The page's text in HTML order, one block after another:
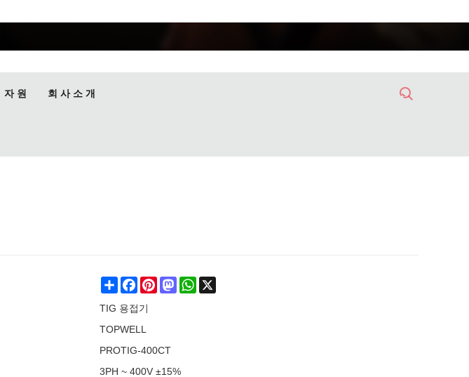
자 원 회 사 소 개
ShareFacebookPinterestMastodonWhatsApp
TIG 용접기
TOPWELL
PROTIG-400CT
3PH ~ 400V ±15%